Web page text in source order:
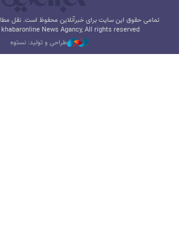
تمامی حقوق این سایت برای خبرآنلاین محفوظ است. نقل
News Agancy, All rights reserved
طراحی و تولید: نستوه